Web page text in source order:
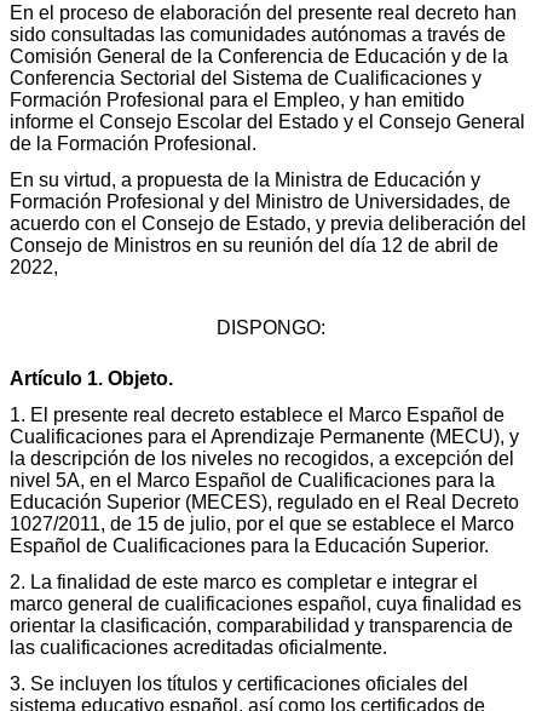
En el proceso de elaboración del presente real decreto han
sido consultadas las comunidades autónomas a través de
Comisión General de la Conferencia de Educación y de la
Conferencia Sectorial del Sistema de Cualificaciones y
Formación Profesional para el Empleo, y han emitido
informe el Consejo Escolar del Estado y el Consejo General
de la Formación Profesional.
En su virtud, a propuesta de la Ministra de Educación y
Formación Profesional y del Ministro de Universidades, de
acuerdo con el Consejo de Estado, y previa deliberación del
Consejo de Ministros en su reunión del día 12 de abril de
2022,
DISPONGO:
Artículo 1. Objeto.
1. El presente real decreto establece el Marco Español de
Cualificaciones para el Aprendizaje Permanente (MECU), y
la descripción de los niveles no recogidos, a excepción del
nivel 5A, en el Marco Español de Cualificaciones para la
Educación Superior (MECES), regulado en el Real Decreto
1027/2011, de 15 de julio, por el que se establece el Marco
Español de Cualificaciones para la Educación Superior.
2. La finalidad de este marco es completar e integrar el
marco general de cualificaciones español, cuya finalidad es
orientar la clasificación, comparabilidad y transparencia de
las cualificaciones acreditadas oficialmente.
3. Se incluyen los títulos y certificaciones oficiales del
sistema educativo español, así como los certificados de